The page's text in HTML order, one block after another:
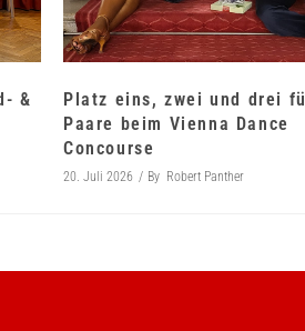
&
Platz eins, zwei und drei
Paare beim Vienna Dance
Concourse
20. Juli 2026 By Robert Panther